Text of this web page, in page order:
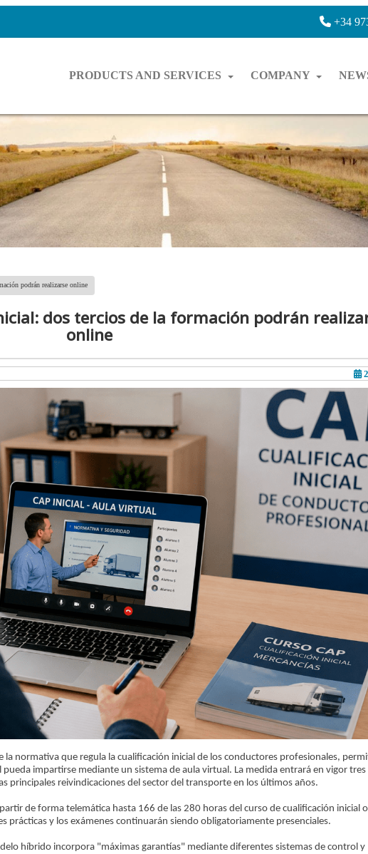
+34
PRODUCTS AND SERVICES COMPANY
podrán realizarse online
dos tercios de la formación podrán
online
normativa que regula la cualificación inicial de los conductores profesionales,
impartirse mediante un sistema de aula virtual. La medida entrará en vigor tres
principales reivindicaciones del sector del transporte en los últimos años.
de forma telemática hasta 166 de las 280 horas del curso de cualificación inicial
prácticas y los exámenes continuarán siendo obligatoriamente presenciales.
híbrido incorpora "máximas garantías" mediante diferentes sistemas de control y